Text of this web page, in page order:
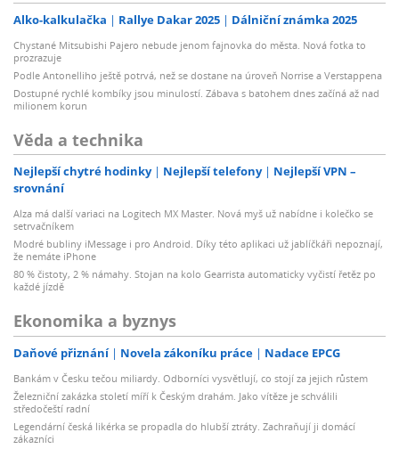
Alko-kalkulačka Rallye Dakar 2025 Dálniční známka 2025
Chystané Mitsubishi Pajero nebude jenom fajnovka do města. Nová fotka to
prozrazuje
Podle Antonelliho ještě potrvá, než se dostane na úroveň Norrise a Verstappena
Dostupné rychlé kombíky jsou minulostí. Zábava s batohem dnes začíná až nad
milionem korun
Věda a technika
Nejlepší chytré hodinky Nejlepší telefony
Nejlepší VPN –
srovnání
Alza má další variaci na Logitech MX Master. Nová myš už nabídne i kolečko se
setrvačníkem
Modré bubliny iMessage i pro Android. Díky této aplikaci už jablíčkáři nepoznají,
že nemáte iPhone
80 % čistoty, 2 % námahy. Stojan na kolo Gearrista automaticky vyčistí řetěz po
každé jízdě
Ekonomika a byznys
Daňové přiznání Novela zákoníku práce Nadace EPCG
Bankám v Česku tečou miliardy. Odborníci vysvětlují, co stojí za jejich růstem
Železniční zakázka století míří k Českým drahám. Jako vítěze je schválili
středočeští radní
Legendární česká likérka se propadla do hlubší ztráty. Zachraňují ji domácí
zákazníci